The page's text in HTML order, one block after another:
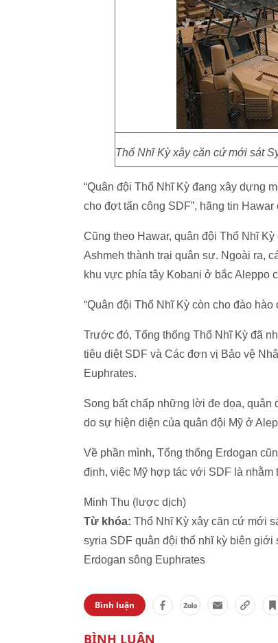
Thổ Nhĩ Kỳ xây căn cứ mới sát
“Quân đội Thổ Nhĩ Kỳ đang xây dựng
cho đợt tấn công SDF”, hãng tin Hawar
Cũng theo Hawar, quân đội Thổ Nhĩ
Ashmeh thành trại quân sự. Ngoài ra,
khu vực phía tây Kobani ở bắc Aleppo
“Quân đội Thổ Nhĩ Kỳ còn cho đào
Trước đó, Tổng thống Thổ Nhĩ Kỳ đã
tiêu diệt SDF và Các đơn vị Bảo vệ
Euphrates.
Song bất chấp những lời đe dọa, quân
do sự hiện diện của quân đội Mỹ ở
Về phần mình, Tổng thống Erdogan
định, việc Mỹ hợp tác với SDF là nhằm
Minh Thu (lược dịch)
Từ khóa: Thổ Nhĩ Kỳ xây căn cứ mới
syria SDF quân đội thổ nhĩ kỳ biên
Erdogan sông Euphrates
Bình luận